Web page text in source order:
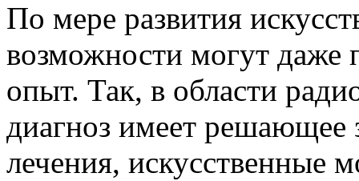
По мере развития
возможности могут даже
опыт. Так, в области
диагноз имеет решающее
лечения, искусственные